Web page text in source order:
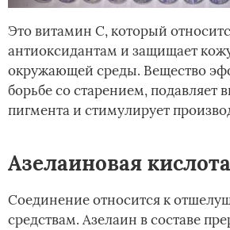
Это витамин С, который
антиоксидантам и защищает
окружающей среды. Вещество
борьбе со старением, подавляет
пигмента и стимулирует
Азелаиновая кислота
Соединение относится к
средствам. Азелаин в составе